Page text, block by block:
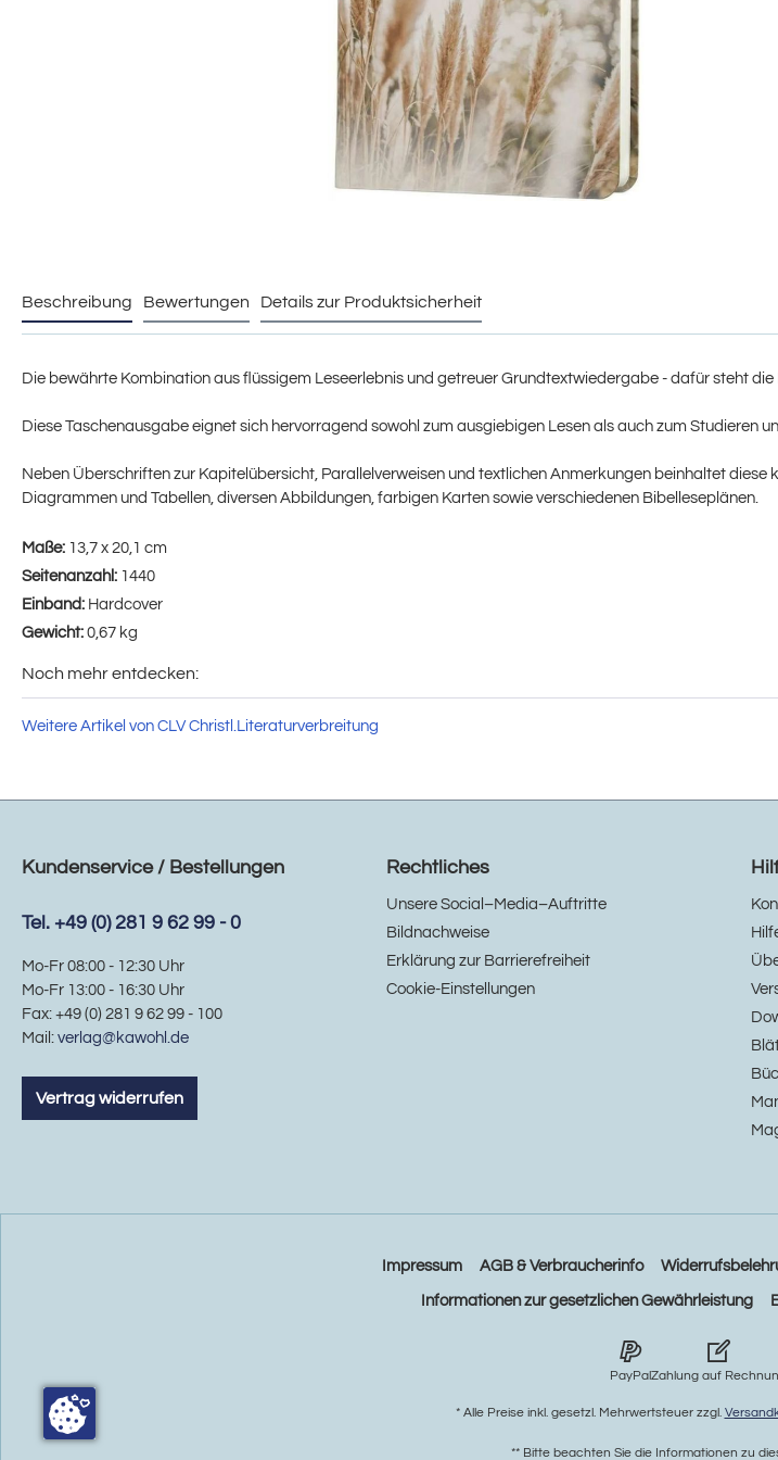
Beschreibung Bewertungen Details zur Produktsicherheit
Die bewährte Kombination aus flüssigem Leseerlebnis und getreuer Grundtextwiedergabe - dafür steht
Diese Taschenausgabe eignet sich hervorragend sowohl zum ausgiebigen Lesen als auch zum Studieren
Neben Überschriften zur Kapitelübersicht, Parallelverweisen und textlichen Anmerkungen beinhaltet
Diagrammen und Tabellen, diversen Abbildungen, farbigen Karten sowie verschiedenen Bibelleseplänen.
Maße: 13,7 x 20,1 cm
Seitenanzahl: 1440
Einband: Hardcover
Gewicht: 0,67 kg
Noch mehr entdecken:
Weitere Artikel von CLV Christl.Literaturverbreitung
Kundenservice / Bestellungen
Tel. +49 (0) 281 9 62 99 - 0
Mo-Fr 08:00 - 12:30 Uhr
Mo-Fr 13:00 - 16:30 Uhr
Fax: +49 (0) 281 9 62 99 - 100
Mail: verlag@kawohl.de
Vertrag widerrufen
Rechtliches
Unsere Social–Media–Auftritte
Bildnachweise
Erklärung zur Barrierefreiheit
Cookie-Einstellungen
Impressum AGB & Verbraucherinfo
Informationen zur gesetzlichen Gewährleistung
PayPalZahlung auf
* Alle Preise inkl. gesetzl. Mehrwertsteuer zzgl.
** Bitte beachten Sie die Informationen zu